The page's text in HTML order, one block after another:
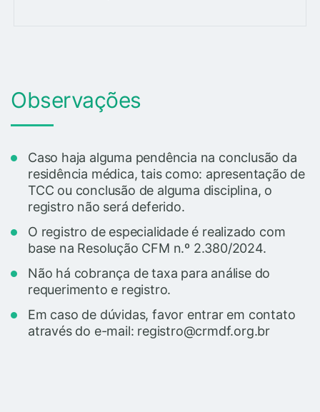
Observações
Caso haja alguma pendência na conclusão da
residência médica, tais como: apresentação de
TCC ou conclusão de alguma disciplina, o
registro não será deferido.
O registro de especialidade é realizado com
base na Resolução CFM n.º 2.380/2024.
Não há cobrança de taxa para análise do
requerimento e registro.
Em caso de dúvidas, favor entrar em contato
através do e-mail: registro@crmdf.org.br